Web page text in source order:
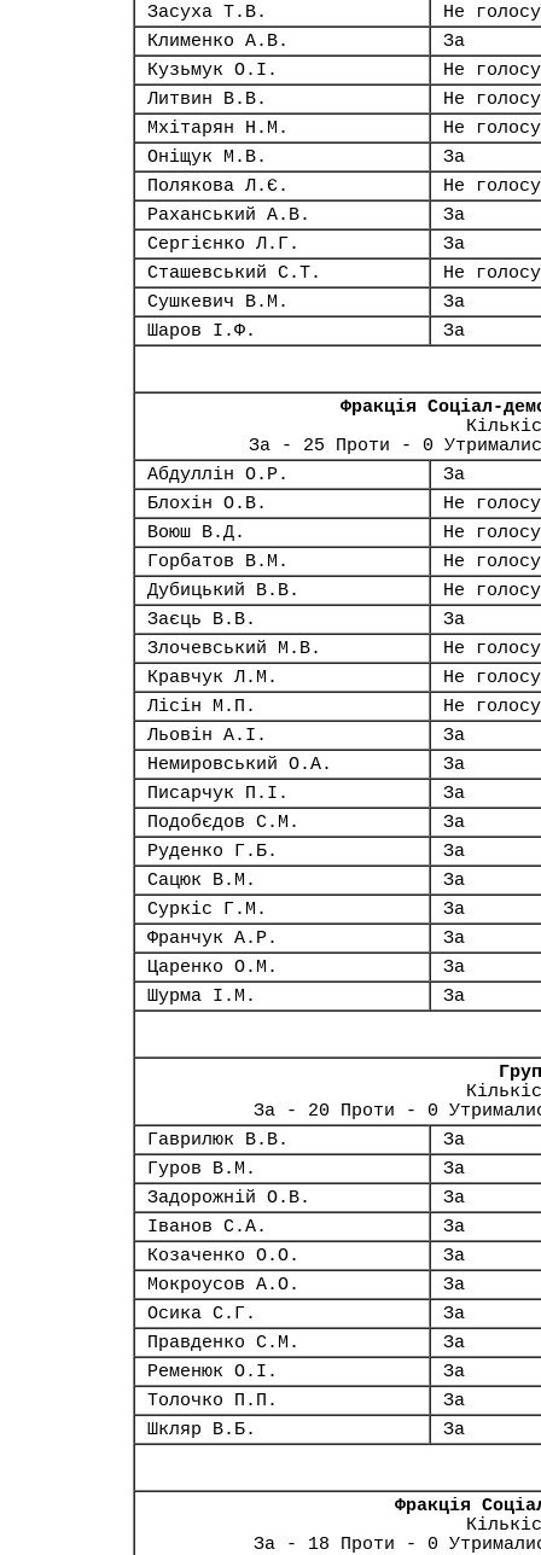
Засуха Т.В.
Не
Клименко А.В.
За
Кузьмук О.І.
Не
Литвин В.В.
Не
Мхітарян Н.М.
Не
Оніщук М.В.
За
Полякова Л.Є.
Не
Раханський А.В.
За
Сергієнко Л.Г.
За
Сташевський С.Т.
Не
Сушкевич В.М.
За
Шаров І.Ф.
За
Фракція Соціал-
За - 25 Проти - 0
Абдуллін О.Р.
За
Блохін О.В.
Не
Воюш В.Д.
Не
Горбатов В.М.
Не
Дубицький В.В.
Не
Заєць В.В.
За
Злочевський М.В.
Не
Кравчук Л.М.
Не
Лісін М.П.
Не
Льовін А.І.
За
Немировський О.А.
За
Писарчук П.І.
За
Подобєдов С.М.
За
Руденко Г.Б.
За
Сацюк В.М.
За
Суркіс Г.М.
За
Франчук А.Р.
За
Царенко О.М.
За
Шурма І.М.
За
За - 20 Проти - 0
Гаврилюк В.В.
За
Гуров В.М.
За
Задорожній О.В.
За
Іванов С.А.
За
Козаченко О.О.
За
Мокроусов А.О.
За
Осика С.Г.
За
Правденко С.М.
За
Ременюк О.І.
За
Толочко П.П.
За
Шкляр В.Б.
За
Фракція
За - 18 Проти - 0